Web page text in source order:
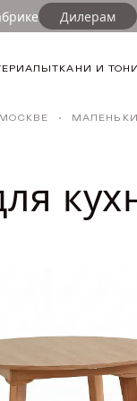
Дилерам
ТКАНИ И